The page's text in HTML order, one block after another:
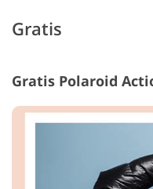
Gratis